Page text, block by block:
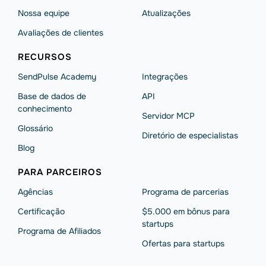
Nossa equipe
Avaliações de clientes
Atualizações
RECURSOS
SendPulse Academy
Base de dados de
conhecimento
Glossário
Blog
Integrações
API
Servidor MCP
Diretório de especialistas
PARA PARCEIROS
Agências
Сertificação
Programa de Afiliados
Programa de parcerias
$5.000 em bônus para
startups
Ofertas para startups